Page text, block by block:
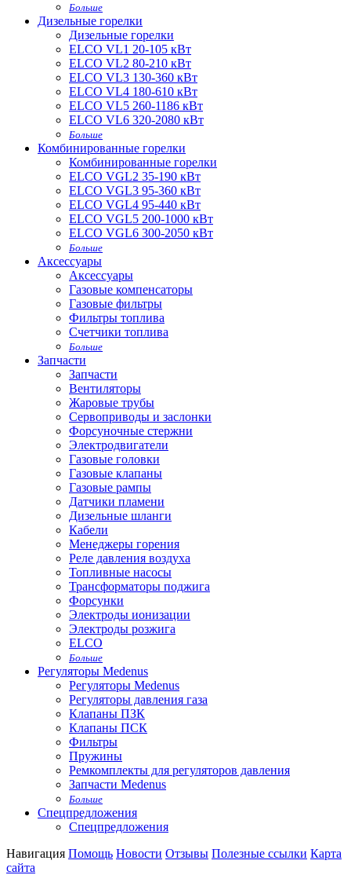
Больше
Дизельные горелки
Дизельные горелки
ELCO VL1 20-105 кВт
ELCO VL2 80-210 кВт
ELCO VL3 130-360 кВт
ELCO VL4 180-610 кВт
ELCO VL5 260-1186 кВт
ELCO VL6 320-2080 кВт
Больше
Комбинированные горелки
Комбинированные горелки
ELCO VGL2 35-190 кВт
ELCO VGL3 95-360 кВт
ELCO VGL4 95-440 кВт
ELCO VGL5 200-1000 кВт
ELCO VGL6 300-2050 кВт
Больше
Аксессуары
Аксессуары
Газовые компенсаторы
Газовые фильтры
Фильтры топлива
Счетчики топлива
Больше
Запчасти
Запчасти
Вентиляторы
Жаровые трубы
Сервоприводы и заслонки
Форсуночные стержни
Электродвигатели
Газовые головки
Газовые клапаны
Газовые рампы
Датчики пламени
Дизельные шланги
Кабели
Менеджеры горения
Реле давления воздуха
Топливные насосы
Трансформаторы поджига
Форсунки
Электроды ионизации
Электроды розжига
ELCO
Больше
Регуляторы Medenus
Регуляторы Medenus
Регуляторы давления газа
Клапаны ПЗК
Клапаны ПСК
Фильтры
Пружины
Ремкомплекты для регуляторов давления
Запчасти Medenus
Больше
Спецпредложения
Спецпредложения
Навигация Помощь Новости Отзывы Полезные ссылки Карта
сайта